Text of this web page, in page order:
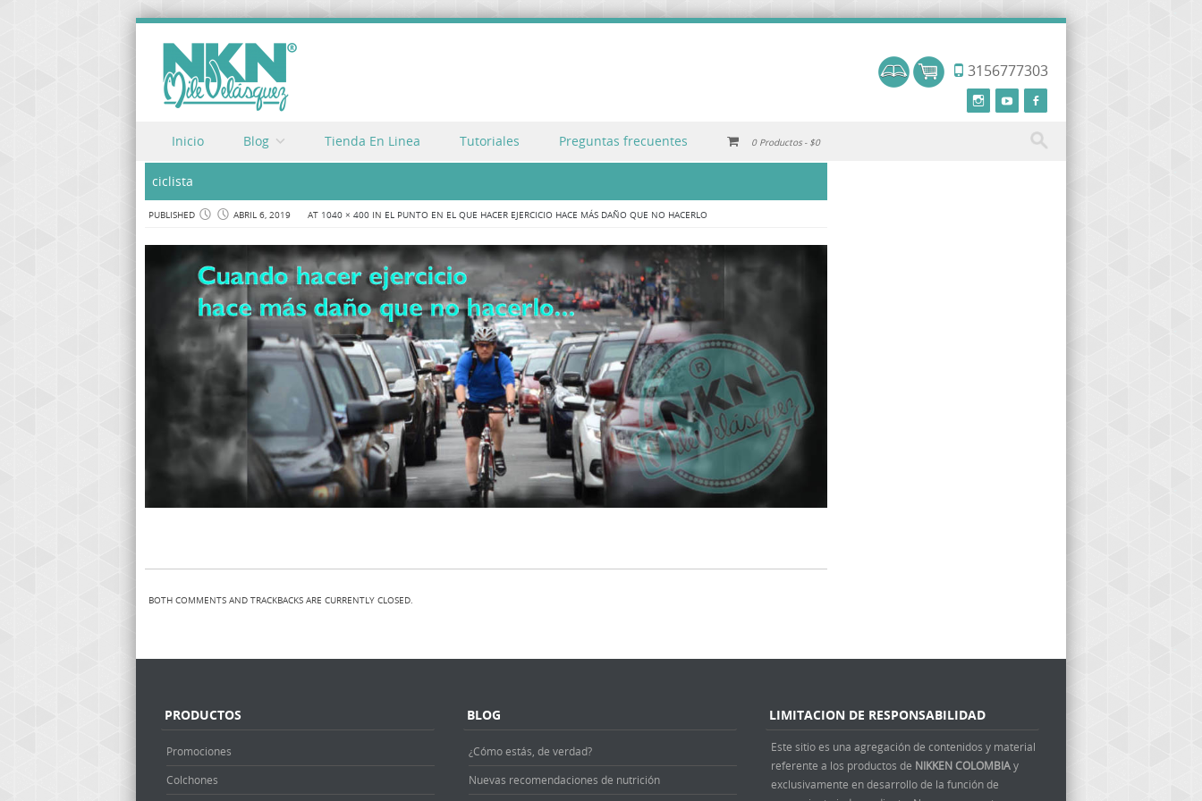
3156777303
Menu
Skip to content
Inicio Blog Tienda En Linea Tutoriales Preguntas frecuentes 0 Productos $0
ciclista
PUBLISHED ABRIL 6, 2019 AT 1040 × 400 IN EL PUNTO EN EL QUE HACER EJERCICIO HACE MÁS DAÑO QUE NO HACERLO
BOTH COMMENTS AND TRACKBACKS ARE CURRENTLY CLOSED.
PRODUCTOS
Promociones
Colchones
BLOG
¿Cómo estás, de verdad?
Nuevas recomendaciones de nutrición
LIMITACION DE RESPONSABILIDAD
Este sitio es una agregación de contenidos y material
referente a los productos de NIKKEN COLOMBIAy
exclusivamente en desarrollo de la función de